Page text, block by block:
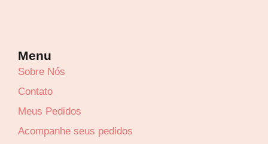
Menu
Sobre Nós
Contato
Meus Pedidos
Acompanhe seus pedidos